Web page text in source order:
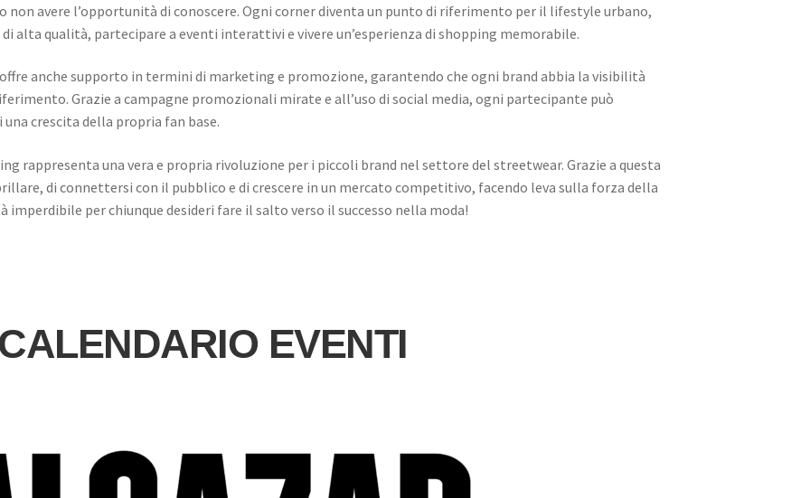
avere l’opportunità di conoscere. Ogni corner diventa un punto di riferimento per il lifestyle urbano,
alta qualità, partecipare a eventi interattivi e vivere un’esperienza di shopping memorabile.
anche supporto in termini di marketing e promozione, garantendo che ogni brand abbia la visibilità
Grazie a campagne promozionali mirate e all’uso di social media, ogni partecipante può
crescita della propria fan base.
rappresenta una vera e propria rivoluzione per i piccoli brand nel settore del streetwear. Grazie a questa
di connettersi con il pubblico e di crescere in un mercato competitivo, facendo leva sulla forza della
imperdibile per chiunque desideri fare il salto verso il successo nella moda!
EVENTI